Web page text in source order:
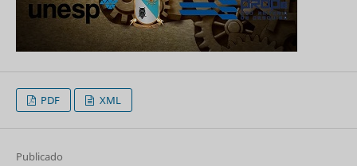
PDF XML
Publicado